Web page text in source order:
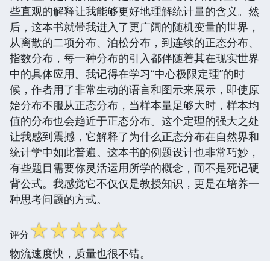
些直观的解释让我能够更好地理解统计量的含义。然
后，这本书就带我进入了更广阔的随机变量的世界，
从离散的二项分布、泊松分布，到连续的正态分布、
指数分布，每一种分布的引入都伴随着其在现实世界
中的具体应用。我记得在学习“中心极限定理”的时
候，作者用了非常生动的语言和图示来展示，即使原
始分布不服从正态分布，当样本量足够大时，样本均
值的分布也会趋近于正态分布。这个定理的强大之处
让我感到震撼，它解释了为什么正态分布在自然界和
统计学中如此普遍。这本书的例题设计也非常巧妙，
有些题目需要你灵活运用所学的概念，而不是死记硬
背公式。我感觉它不仅仅是教授知识，更是在培养一
种思考问题的方式。
评分☆☆☆☆☆
物流速度快，质量也很不错。